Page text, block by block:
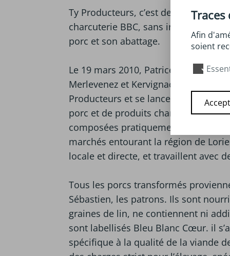
Ty Producteurs, c’est de la vente
charcuterie BBC, sans intermédiaires
porc et son abattage.
Le 19 mars 2010, Patrice et
Merlevenez et Kervignac, s’associent
Producteurs et se lancent dans la
porc et de produits charcutiers,
composées pratiquement à la
marchés entourant la région de
locale et directe, et travaillent avec
Tous les porcs transformés
Sébastien, les patrons. Ils sont
graines de lin, ne contiennent ni
sont labellisés Bleu Blanc Cœur. il
spécifique à la qualité de la viande
Traces
Afin
soient